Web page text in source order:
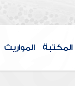
المكتبة المواريث